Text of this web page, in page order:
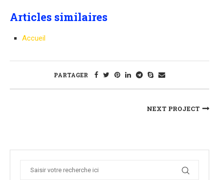
Articles similaires
Accueil
PARTAGER
NEXT PROJECT